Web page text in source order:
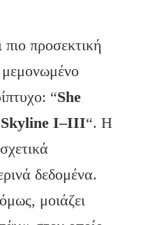
προσεκτική
μεμονωμένο
“She
Skyline I–III“. Η
δεδομένα.
μοιάζει